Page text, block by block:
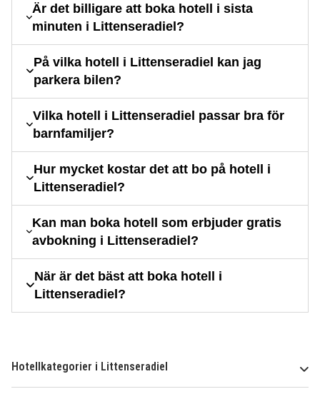
Är det billigare att boka hotell i sista
minuten i Littenseradiel?
På vilka hotell i Littenseradiel kan jag
parkera bilen?
Vilka hotell i Littenseradiel passar bra för
barnfamiljer?
Hur mycket kostar det att bo på hotell i
Littenseradiel?
Kan man boka hotell som erbjuder gratis
avbokning i Littenseradiel?
När är det bäst att boka hotell i
Littenseradiel?
Hotellkategorier i Littenseradiel